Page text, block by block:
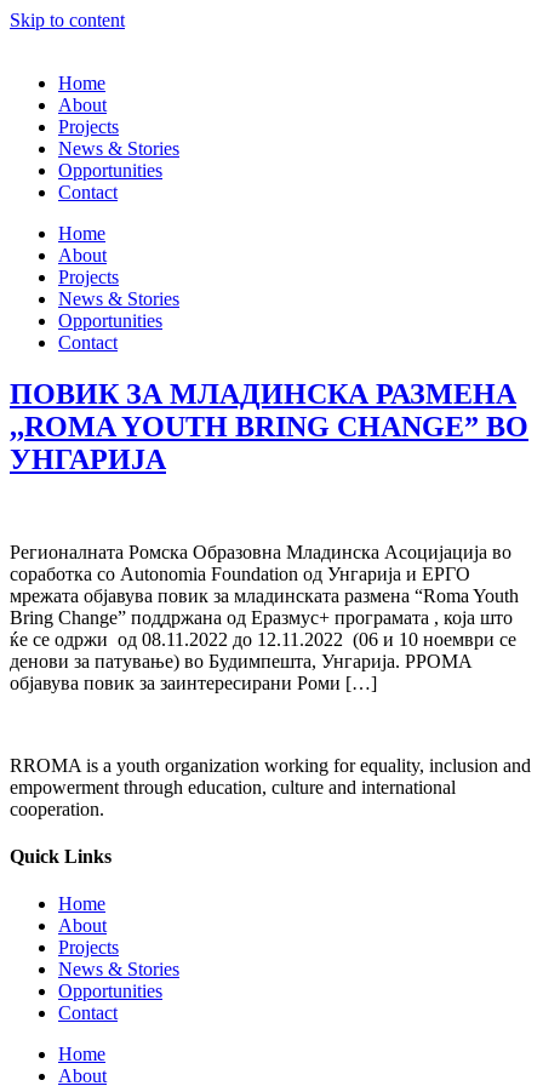
Skip to content
Home
About
Projects
News & Stories
Opportunities
Contact
Home
About
Projects
News & Stories
Opportunities
Contact
ПОВИК ЗА МЛАДИНСКА РАЗМЕНА
,,ROMA YOUTH BRING CHANGE” ВО
УНГАРИЈА
Регионалната Ромска Образовна Младинска Асоцијација во
соработка со Autonomia Foundation од Унгарија и ЕРГО
мрежата објавува повик за младинската размена “Roma Youth
Bring Change” поддржана од Еразмус+ програмата , која што
ќе се одржи од 08.11.2022 до 12.11.2022 (06 и 10 ноември се
денови за патување) во Будимпешта, Унгарија. РРОМА
објавува повик за заинтересирани Роми […]
RROMA is a youth organization working for equality, inclusion and
empowerment through education, culture and international
cooperation.
Quick Links
Home
About
Projects
News & Stories
Opportunities
Contact
Home
About